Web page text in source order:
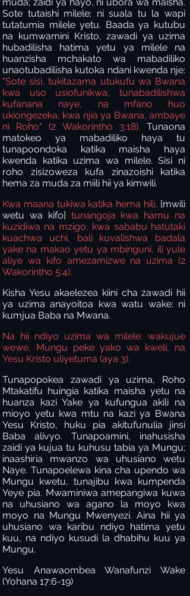
Sote tutaishi milele; ni suala tu la wapi
tutatumia milele yetu. Baada ya kutubu
na kumwamini Kristo, zawadi ya uzima
hubadilisha hatima yetu ya milele na
huanzisha mchakato wa mabadiliko
unaotubadilisha kutoka ndani kwenda nje:
"Sote sisi, tukitazama utukufu wa Bwana
kwa uso usiofunikwa, tunabadilishwa
kufanana naye, na mfano huo
ukiongezeka, kwa njia ya Bwana, ambaye
ni Roho" (2 Wakorintho 3:18). Tunaona
matokeo ya mabadiliko haya tu
tunapoondoka katika maisha haya
kwenda katika uzima wa milele. Sisi ni
roho zisizoweza kufa zinazoishi katika
hema za muda za miili hii ya kimwili.
Kwa maana tukiwa katika hema hili, [mwili
wetu wa kifo] tunangoja kwa hamu na
kuzidiwa na mzigo, kwa sababu hatutaki
kuachwa uchi, bali kuvalishwa badala
yake na makao yetu ya mbinguni, ili yule
aliye wa kifo amezamizwe na uzima (2
Wakorintho 5:4).
Kisha Yesu akaelezea kiini cha zawadi hii
ya uzima anayoitoa kwa watu wake: ni
kumjua Baba na Mwana.
Na hii ndiyo uzima wa milele: wakujue
wewe, Mungu peke yako wa kweli, na
Yesu Kristo uliyetuma (aya 3).
Tunapopokea zawadi ya uzima, Roho
Mtakatifu huingia katika maisha yetu na
huanza kazi Yake ya kufungua akili na
mioyo yetu kwa mtu na kazi ya Bwana
Yesu Kristo, huku pia akitufunulia jinsi
Baba alivyo. Tunapoamini, inahusisha
zaidi ya kujua tu kuhusu tabia ya Mungu;
inaashiria mwanzo wa uhusiano wetu
Naye. Tunapoelewa kina cha upendo wa
Mungu kwetu, tunajibu kwa kumpenda
Yeye pia. Mwaminiwa amepangiwa kuwa
na uhusiano wa agano la moyo kwa
moyo na Mungu Mwenyezi. Aina hii ya
uhusiano wa karibu ndiyo hatima yetu
kuu, na ndiyo kusudi la dhabihu kuu ya
Mungu.
Yesu Anawaombea Wanafunzi Wake
(Yohana 17:6-19)